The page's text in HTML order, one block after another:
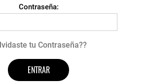
Contraseña:
tu Contraseña??